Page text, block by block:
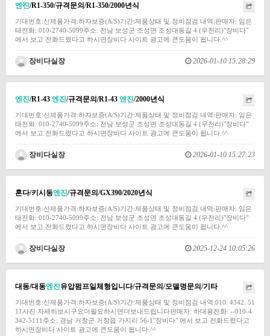
엔진/R1-350/규격문의/R1-350/2000년식
기대번호:신제품가격:하자보증(A/S)기간:제품상태 및 정비점검 내역:판매자: 임은
태전화: 010-2740-5099주소: 전남 보성군 조성면 조성대동길 4 (우천리)"장비다"
에서 보고 전화드렸다고 하시면장비다 사이트 광고에 큰도움이 됩니다.^^
장비다실장 2026-01-10 15:28:29
엔진/R1-43 엔진/규격문의/R1-43 엔진/2000년식
기대번호:신제품가격:하자보증(A/S)기간:제품상태 및 정비점검 내역:판매자: 임은
태전화: 010-2740-5099주소: 전남 보성군 조성면 조성대동길 4 (우천리)"장비다"
에서 보고 전화드렸다고 하시면장비다 사이트 광고에 큰도움이 됩니다.^^
장비다실장 2026-01-10 15:27:23
혼다/키시동엔진/규격문의/GX390/2020년식
기대번호:신제품가격:하자보증(A/S)기간:제품상태 및 정비점검 내역:판매자: 임은
태전화: 010-2740-5099주소: 전남 보성군 조성면 조성대동길 4 (우천리)"장비다"
에서 보고 전화드렸다고 하시면장비다 사이트 광고에 큰도움이 됩니다.^^
장비다실장 2025-12-24 10:05:26
대동/대동엔진유압펌프일체형입니다/규격문의/모델명문의/기타
기대번호:신제품가격:하자보증(A/S)기간:제품상태 및 정비점검 내역:010. 4342. 51
11사진 자세히보시구요더필요하시면더보내드립니다판매자: 하대용전화: --010-4
342-5111주소: 경남 거창군 거창읍 가지리 56-1"장비다" 에서 보고 전화드렸다고
하시면장비다 사이트 광고에 큰도움이 됩니다.^^